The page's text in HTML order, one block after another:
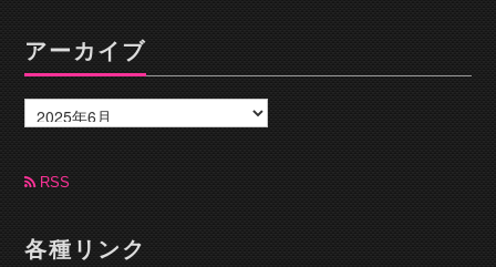
アーカイブ
ー
カ
ブ RSS
各種リンク